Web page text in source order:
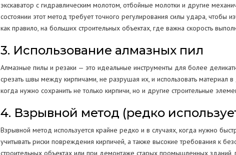
экскаватор с гидравлическим молотом, отбойные молотки и другие
состоянии этот метод требует точного регулирования силы удара, чтобы
как правило, на больших строительных объектах, где важна скорость
3. Использование алмазных пил
Алмазные пилы и резаки — это идеальные инструменты для более
срезать швы между кирпичами, не разрушая их, и использовать материал
когда нужно сохранить не только кирпичи, но и другие строительные
4. Взрывной метод (редко
Взрывной метод используется крайне редко и в случаях, когда нужно
учитывать риски повреждения кирпичей, а также высокие требования к
строительных объектах или при демонтаже старых промышленных зданий,